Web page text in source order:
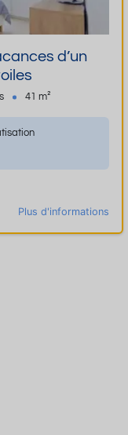
d’un
41 m²
Plus d'informations